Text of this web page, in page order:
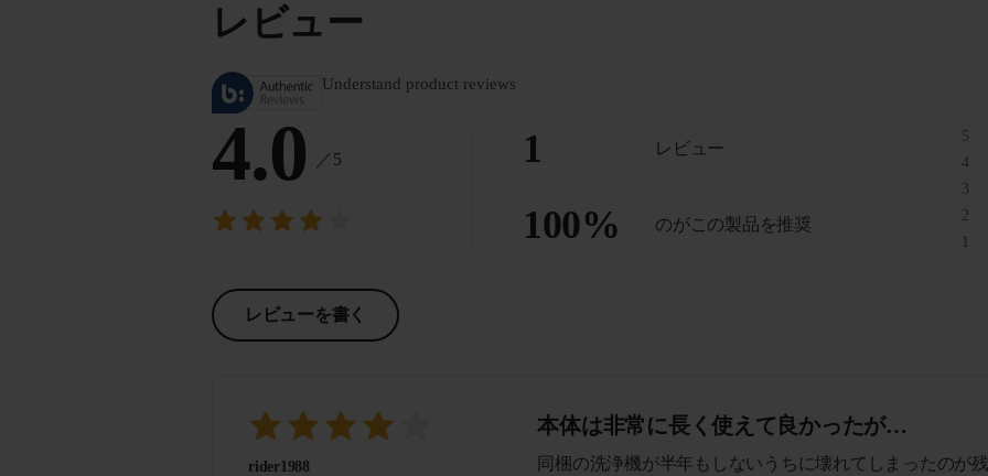
レビュー
Understand product reviews
4.0 ／5
レビューを書く
1 レビュー
100% のがこの製品を推奨
5
4
3
2
rider1988
本体は非常に長く使えて良かったが…
同梱の洗浄機が半年もしないうちに壊れてしまったのが